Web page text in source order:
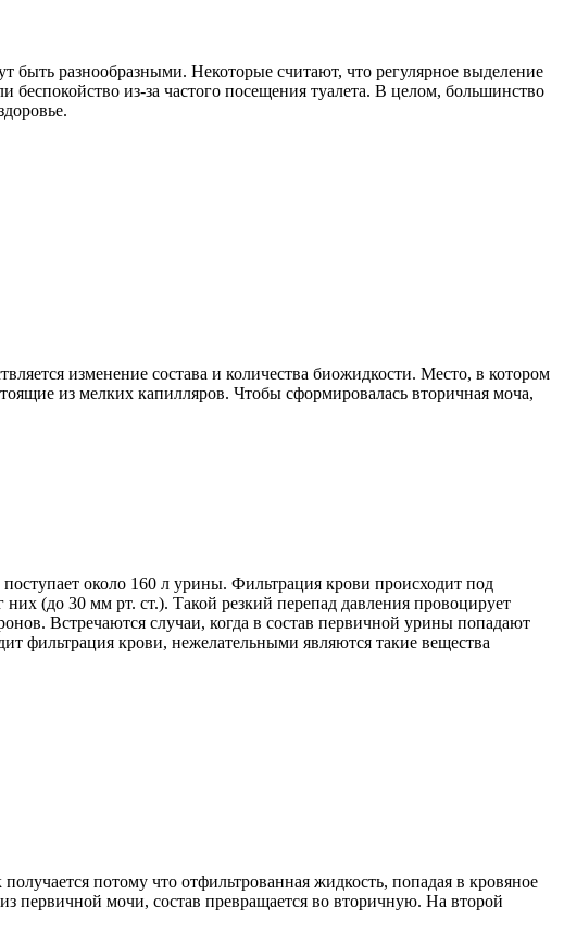
разнообразными. Некоторые считают, что регулярное выделение
из-за частого посещения туалета. В целом, большинство
изменение состава и количества биожидкости. Место, в котором
из мелких капилляров. Чтобы сформировалась вторичная моча,
около 160 л урины. Фильтрация крови происходит под
(до 30 мм рт. ст.). Такой резкий перепад давления провоцирует
Встречаются случаи, когда в состав первичной урины попадают
фильтрация крови, нежелательными являются такие вещества
потому что отфильтрованная жидкость, попадая в кровяное
первичной мочи, состав превращается во вторичную. На второй